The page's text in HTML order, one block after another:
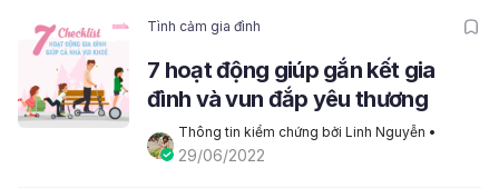
Tình cảm gia đình
7 hoạt động giúp gắn kết gia
đình và vun đắp yêu thương
Thông tin kiểm chứng bởi Linh Nguyễn
29/06/2022